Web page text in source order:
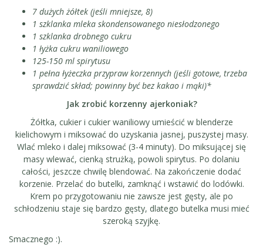
7 dużych żółtek (jeśli mniejsze, 8)
1 szklanka mleka skondensowanego niesłodzonego
1 szklanka drobnego cukru
1 łyżka cukru waniliowego
125-150 ml spirytusu
1 pełna łyżeczka przypraw korzennych (jeśli gotowe, trzeba
sprawdzić skład; powinny być bez kakao i mąki)*
Jak zrobić korzenny ajerkoniak?
Żółtka, cukier i cukier waniliowy umieścić w blenderze
kielichowym i miksować do uzyskania jasnej, puszystej masy.
Wlać mleko i dalej miksować (3-4 minuty). Do miksującej się
masy wlewać, cienką strużką, powoli spirytus. Po dolaniu
całości, jeszcze chwilę blendować. Na zakończenie dodać
korzenie. Przelać do butelki, zamknąć i wstawić do lodówki.
Krem po przygotowaniu nie zawsze jest gęsty, ale po
schłodzeniu staje się bardzo gęsty, dlatego butelka musi mieć
szeroką szyjkę.
Smacznego :).